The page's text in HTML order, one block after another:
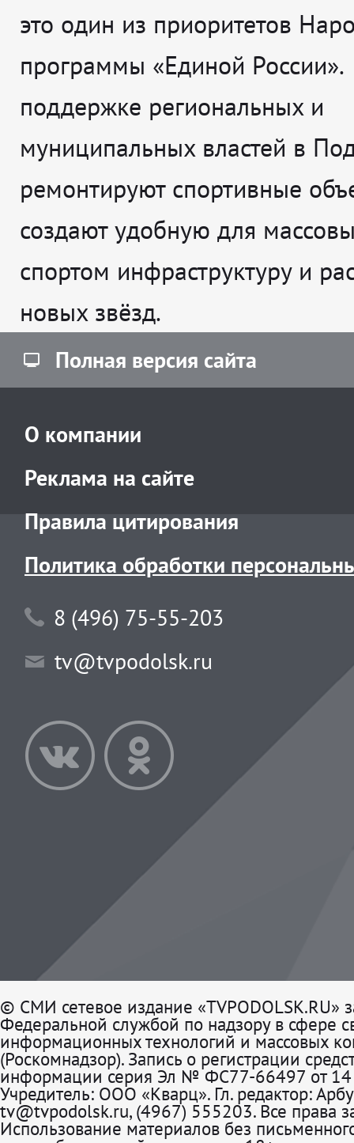
это один из приоритетов
программы «Единой России».
поддержке региональных и
муниципальных властей в
ремонтируют спортивные
создают удобную для
спортом инфраструктуру и
новых звёзд.
Полная версия сайта
О компании
Реклама на сайте
Правила цитирования
Политика обработки
8 (496) 75-55-203
tv@tvpodolsk.ru
© СМИ сетевое издание «TVPODOLSK.RU»
Федеральной службой по надзору в сфере
информационных технологий и массовых
(Роскомнадзор). Запись о регистрации
информации серия Эл № ФС77-66497 от 14
Учредитель: ООО «Кварц». Гл. редактор:
tv@tvpodolsk.ru, (4967) 555203. Все права
Использование материалов без